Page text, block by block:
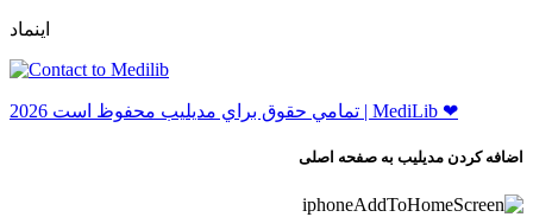
اینماد
ﺗﻤﺎﻣﻲ ﺣﻘﻮﻕ ﺑﺮاﻱ ﻣﺪﻳﻠﻴﺐ ﻣﺤﻔﻮﻅ اﺳﺖ 2026 | MediLib ❤
اضافه کردن مدیلیب به صفحه اصلی